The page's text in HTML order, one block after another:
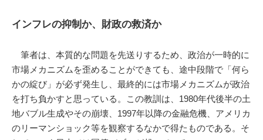
インフレの抑制か、財政の救済か
筆者は、本質的な問題を先送りするため、政治が一時的に
市場メカニズムを歪めることができても、途中段階で「何ら
かの綻び」が必ず発生し、最終的には市場メカニズムが政治
を打ち負かすと思っている。この教訓は、1980年代後半の土
地バブル生成やその崩壊、1997年以降の金融危機、アメリカ
のリーマンショック等を観察するなかで得たものである。そ